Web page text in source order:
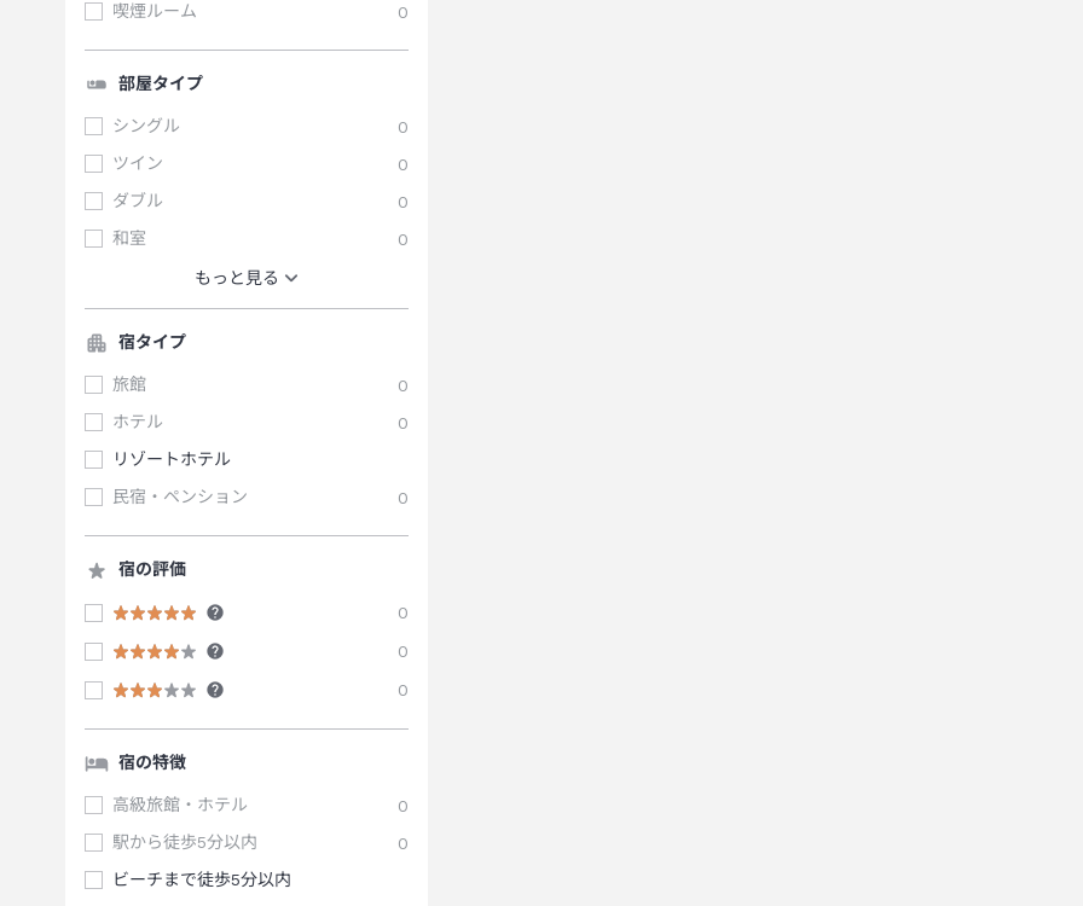
喫煙ルーム
0
部屋タイプ
シングル
0
ツイン
0
ダブル
0
和室
0
もっと見る
宿タイプ
旅館
0
ホテル
0
リゾートホテル
民宿・ペンション
0
宿の評価
0
0
0
宿の特徴
高級旅館・ホテル
0
駅から徒歩5分以内
0
ビーチまで徒歩5分以内